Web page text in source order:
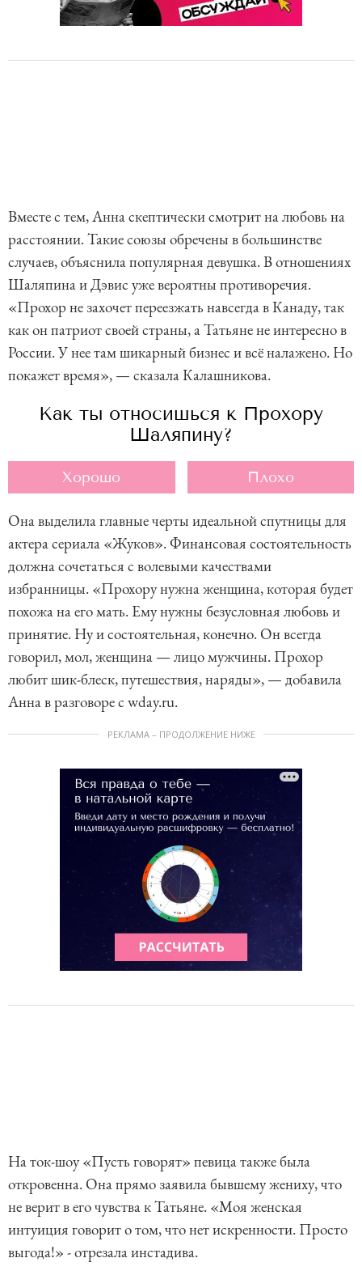
Вместе с тем, Анна скептически смотрит на любовь на
расстоянии. Такие союзы обречены в большинстве
случаев, объяснила популярная девушка. В отношениях
Шаляпина и Дэвис уже вероятны противоречия.
«Прохор не захочет переезжать навсегда в Канаду, так
как он патриот своей страны, а Татьяне не интересно в
России. У нее там шикарный бизнес и всё налажено. Но
покажет время», — сказала Калашникова.
Как ты относишься к Прохору
Шаляпину?
Хорошо Плохо
Она выделила главные черты идеальной спутницы для
актера сериала «Жуков». Финансовая состоятельность
должна сочетаться с волевыми качествами
избранницы. «Прохору нужна женщина, которая будет
похожа на его мать. Ему нужны безусловная любовь и
принятие. Ну и состоятельная, конечно. Он всегда
говорил, мол, женщина — лицо мужчины. Прохор
любит шик-блеск, путешествия, наряды», — добавила
Анна в разговоре с wday.ru.
РЕКЛАМА – ПРОДОЛЖЕНИЕ НИЖЕ
На ток-шоу «Пусть говорят» певица также была
откровенна. Она прямо заявила бывшему жениху, что
не верит в его чувства к Татьяне. «Моя женская
интуиция говорит о том, что нет искренности. Просто
выгода!» - отрезала инстадива.